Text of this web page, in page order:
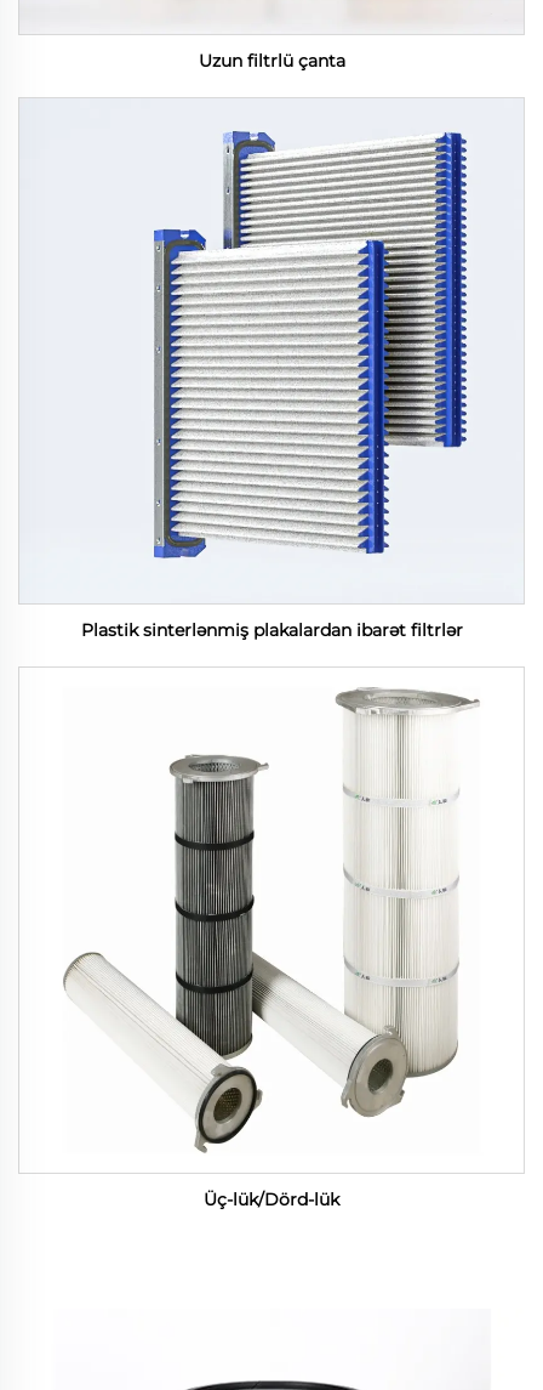
Uzun filtrlü çanta
Plastik sinterlənmiş plakalardan ibarət filtrlər
Üç-lük/Dörd-lük